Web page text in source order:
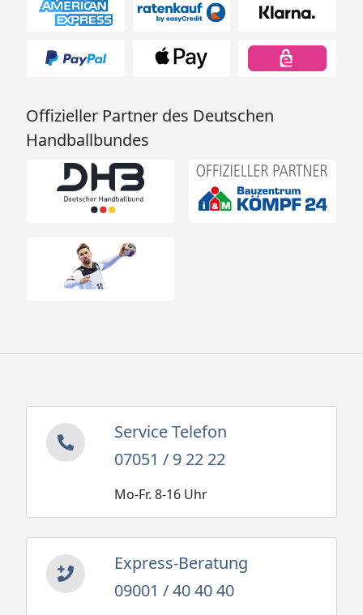
Offizieller Partner des Deutschen
Handballbundes
Service Telefon
07051 / 9 22 22
Mo-Fr. 8-16 Uhr
Express-Beratung
09001 / 40 40 40